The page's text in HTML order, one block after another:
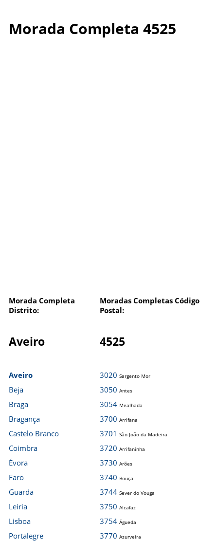
Morada Completa 4525
Morada Completa
Distrito:
Moradas Completas Código
Postal:
Aveiro 4525
Aveiro
Beja
Braga
Bragança
Castelo Branco
Coimbra
Évora
Faro
Guarda
Leiria
Lisboa
Portalegre
3020 Sargento Mor
3050 Antes
3054 Mealhada
3700 Arrifana
3701 São João da Madeira
3720 Arrifaninha
3730 Arões
3740 Bouça
3744 Sever do Vouga
3750 Alcafaz
3754 Águeda
3770 Azurveira